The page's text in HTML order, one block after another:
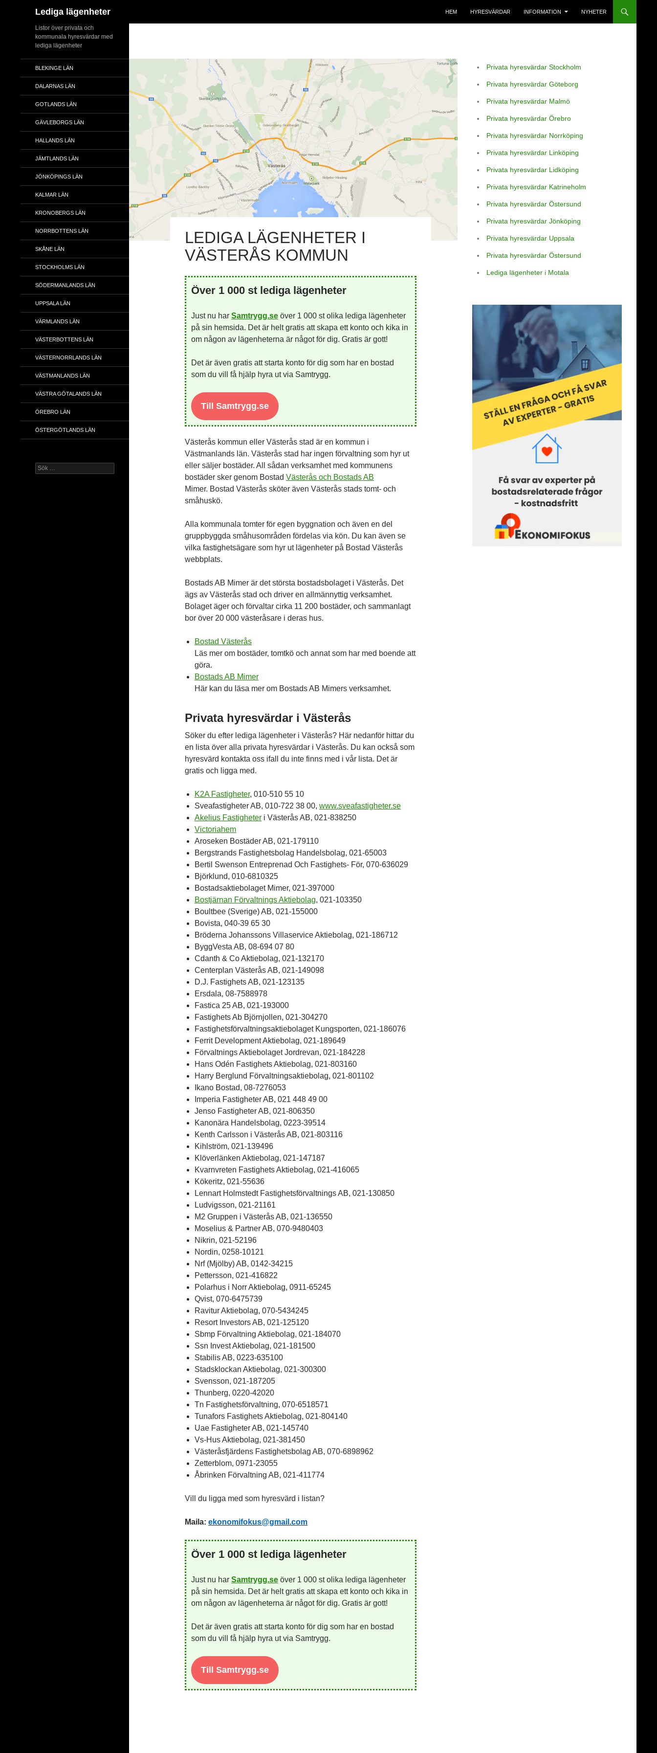
Lediga lägenheter HEM HYRESVÄRDAR INFORMATION NYHETER
LEDIGA LÄGENHETER I
VÄSTERÅS KOMMUN
Över 1 000 st lediga lägenheter
Just nu har Samtrygg.se över 1 000 st olika lediga lägenheter
på sin hemsida. Det är helt gratis att skapa ett konto och kika in
om någon av lägenheterna är något för dig. Gratis är gott!
Det är även gratis att starta konto för dig som har en bostad
som du vill få hjälp hyra ut via Samtrygg.
Till Samtrygg.se
Västerås kommun eller Västerås stad är en kommun i
Västmanlands län. Västerås stad har ingen förvaltning som hyr ut
eller säljer bostäder. All sådan verksamhet med kommunens
bostäder sker genom Bostad Västerås och Bostads AB
Mimer. Bostad Västerås sköter även Västerås stads tomt- och
småhuskö.
Alla kommunala tomter för egen byggnation och även en del
gruppbyggda småhusområden fördelas via kön. Du kan även se
vilka fastighetsägare som hyr ut lägenheter på Bostad Västerås
webbplats.
Bostads AB Mimer är det största bostadsbolaget i Västerås. Det
ägs av Västerås stad och driver en allmännyttig verksamhet.
Bolaget äger och förvaltar cirka 11 200 bostäder, och sammanlagt
bor över 20 000 västeråsare i deras hus.
Bostad Västerås
Läs mer om bostäder, tomtkö och annat som har med boende att
göra.
Bostads AB Mimer
Här kan du läsa mer om Bostads AB Mimers verksamhet.
Privata hyresvärdar i Västerås
Söker du efter lediga lägenheter i Västerås? Här nedanför hittar du
en lista över alla privata hyresvärdar i Västerås. Du kan också som
hyresvärd kontakta oss ifall du inte finns med i vår lista. Det är
gratis och ligga med.
K2A Fastigheter, 010-510 55 10
Sveafastigheter AB, 010-722 38 00, www.sveafastigheter.se
Akelius Fastigheter i Västerås AB, 021-838250
Victoriahem
Aroseken Bostäder AB, 021-179110
Bergstrands Fastighetsbolag Handelsbolag, 021-65003
Bertil Swenson Entreprenad Och Fastighets- För, 070-636029
Björklund, 010-6810325
Bostadsaktiebolaget Mimer, 021-397000
Bostjärnan Förvaltnings Aktiebolag, 021-103350
Boultbee (Sverige) AB, 021-155000
Bovista, 040-39 65 30
Bröderna Johanssons Villaservice Aktiebolag, 021-186712
ByggVesta AB, 08-694 07 80
Cdanth & Co Aktiebolag, 021-132170
Centerplan Västerås AB, 021-149098
D.J. Fastighets AB, 021-123135
Ersdala, 08-7588978
Fastica 25 AB, 021-193000
Fastighets Ab Björnjollen, 021-304270
Fastighetsförvaltningsaktiebolaget Kungsporten, 021-186076
Ferrit Development Aktiebolag, 021-189649
Förvaltnings Aktiebolaget Jordrevan, 021-184228
Hans Odén Fastighets Aktiebolag, 021-803160
Harry Berglund Förvaltningsaktiebolag, 021-801102
Ikano Bostad, 08-7276053
Imperia Fastigheter AB, 021 448 49 00
Jenso Fastigheter AB, 021-806350
Kanonära Handelsbolag, 0223-39514
Kenth Carlsson i Västerås AB, 021-803116
Kihlström, 021-139496
Klöverlänken Aktiebolag, 021-147187
Kvarnvreten Fastighets Aktiebolag, 021-416065
Kökeritz, 021-55636
Lennart Holmstedt Fastighetsförvaltnings AB, 021-130850
Ludvigsson, 021-21161
M2 Gruppen i Västerås AB, 021-136550
Moselius & Partner AB, 070-9480403
Nikrin, 021-52196
Nordin, 0258-10121
Nrf (Mjölby) AB, 0142-34215
Pettersson, 021-416822
Polarhus i Norr Aktiebolag, 0911-65245
Qvist, 070-6475739
Ravitur Aktiebolag, 070-5434245
Resort Investors AB, 021-125120
Sbmp Förvaltning Aktiebolag, 021-184070
Ssn Invest Aktiebolag, 021-181500
Stabilis AB, 0223-635100
Stadsklockan Aktiebolag, 021-300300
Svensson, 021-187205
Thunberg, 0220-42020
Tn Fastighetsförvaltning, 070-6518571
Tunafors Fastighets Aktiebolag, 021-804140
Uae Fastigheter AB, 021-145740
Vs-Hus Aktiebolag, 021-381450
Västeråsfjärdens Fastighetsbolag AB, 070-6898962
Zetterblom, 0971-23055
Åbrinken Förvaltning AB, 021-411774
Vill du ligga med som hyresvärd i listan?
Maila: ekonomifokus@gmail.com
Över 1 000 st lediga lägenheter
Just nu har Samtrygg.se över 1 000 st olika lediga lägenheter
på sin hemsida. Det är helt gratis att skapa ett konto och kika in
om någon av lägenheterna är något för dig. Gratis är gott!
Det är även gratis att starta konto för dig som har en bostad
som du vill få hjälp hyra ut via Samtrygg.
Till Samtrygg.se
Privata hyresvärdar Stockholm
Privata hyresvärdar Göteborg
Privata hyresvärdar Malmö
Privata hyresvärdar Örebro
Privata hyresvärdar Norrköping
Privata hyresvärdar Linköping
Privata hyresvärdar Lidköping
Privata hyresvärdar Katrineholm
Privata hyresvärdar Östersund
Privata hyresvärdar Jönköping
Privata hyresvärdar Uppsala
Privata hyresvärdar Östersund
Lediga lägenheter i Motala
Listor över privata och
kommunala hyresvärdar med
lediga lägenheter
BLEKINGE LÄN
DALARNAS LÄN
GOTLANDS LÄN
GÄVLEBORGS LÄN
HALLANDS LÄN
JÄMTLANDS LÄN
JÖNKÖPINGS LÄN
KALMAR LÄN
KRONOBERGS LÄN
NORRBOTTENS LÄN
SKÅNE LÄN
STOCKHOLMS LÄN
SÖDERMANLANDS LÄN
UPPSALA LÄN
VÄRMLANDS LÄN
VÄSTERBOTTENS LÄN
VÄSTERNORRLANDS LÄN
VÄSTMANLANDS LÄN
VÄSTRA GÖTALANDS LÄN
ÖREBRO LÄN
ÖSTERGÖTLANDS LÄN
Sök
efter: